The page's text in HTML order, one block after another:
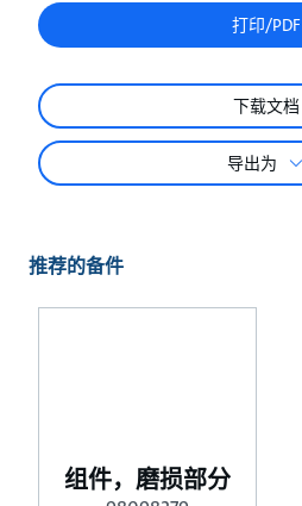
打印/PDF
下载文档
导出为
推荐的备件
组件，磨损部分